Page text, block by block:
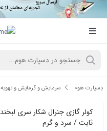
دِسپارت هوم سرمایش و گرمایش و تهویه
ثابت / سرد و گرم